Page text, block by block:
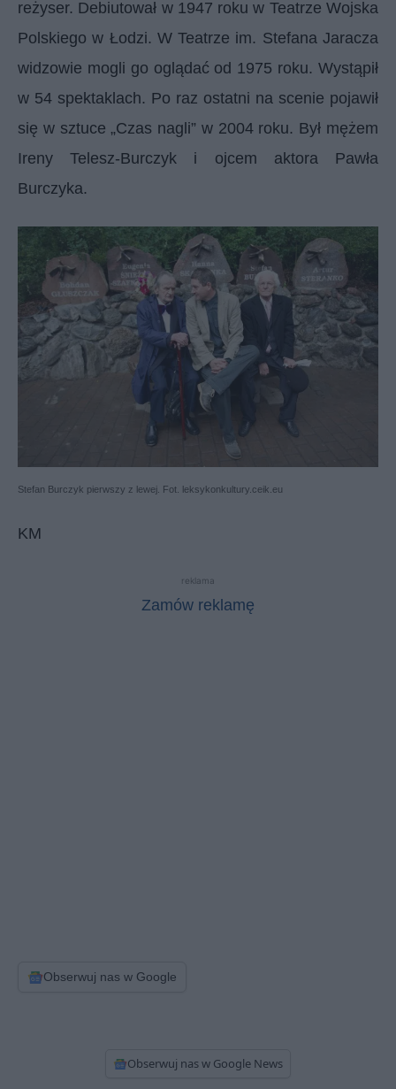
reżyser. Debiutował w 1947 roku w Teatrze Wojska
Polskiego w Łodzi. W Teatrze im. Stefana Jaracza
widzowie mogli go oglądać od 1975 roku. Wystąpił
w 54 spektaklach. Po raz ostatni na scenie pojawił
się w sztuce „Czas nagli” w 2004 roku. Był mężem
Ireny Telesz-Burczyk i ojcem aktora Pawła
Burczyka.
Stefan Burczyk pierwszy z lewej. Fot. leksykonkultury.ceik.eu
KM
reklama
Zamów reklamę
Obserwuj nas w Google
Obserwuj nas w Google News